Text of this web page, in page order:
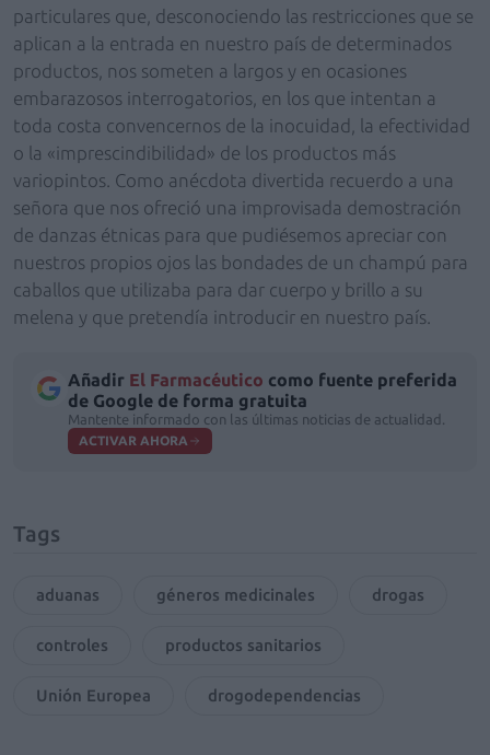
particulares que, desconociendo las restricciones que se
aplican a la entrada en nuestro país de determinados
productos, nos someten a largos y en ocasiones
embarazosos interrogatorios, en los que intentan a
toda costa convencernos de la inocuidad, la efectividad
o la «imprescindibilidad» de los productos más
variopintos. Como anécdota divertida recuerdo a una
señora que nos ofreció una improvisada demostración
de danzas étnicas para que pudiésemos apreciar con
nuestros propios ojos las bondades de un champú para
caballos que utilizaba para dar cuerpo y brillo a su
melena y que pretendía introducir en nuestro país.
Añadir El Farmacéutico como fuente preferida
de Google de forma gratuita
Mantente informado con las últimas noticias de actualidad.
ACTIVAR AHORA
Tags
aduanas géneros medicinales drogas
controles productos sanitarios
Unión Europea drogodependencias